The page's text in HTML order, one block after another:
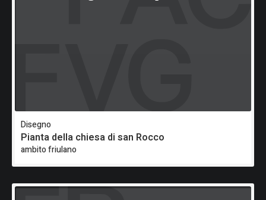
Disegno
Pianta della chiesa di san Rocco
ambito friulano